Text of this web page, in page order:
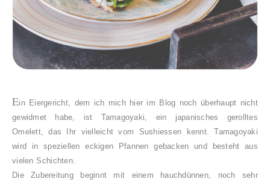
Ein Eiergericht, dem ich mich hier im Blog noch überhaupt nicht
gewidmet habe, ist Tamagoyaki, ein japanisches gerolltes
Omelett, das Ihr vielleicht vom Sushiessen kennt.Tamagoyaki
wird in speziellen eckigen Pfannen gebacken und besteht aus
vielen Schichten.
Die Zubereitung beginnt mit einem hauchdünnen, noch sehr